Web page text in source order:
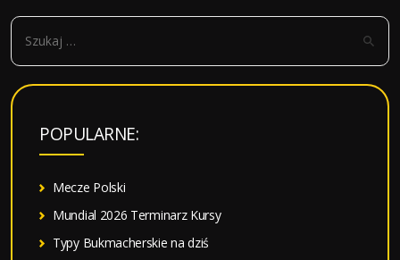
S
k
POPULARNE:
Mecze Polski
Mundial 2026 Terminarz Kursy
Typy Bukmacherskie na dziś